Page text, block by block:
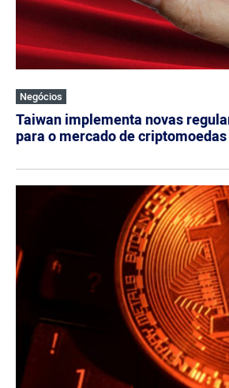
Negócios
Taiwan implementa novas
para o mercado de criptomoedas